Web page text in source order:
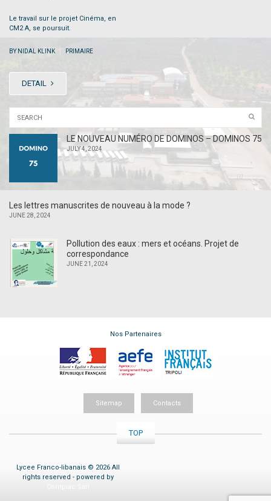
Le travail sur le projet Cinéma, en
CM2 A, se poursuit.
BY NIDAL KLINK PRIMAIRE
DETAIL
LE NOUVEAU NUMÉRO DE DOMINOS – DOMINOS 75
JULY 4, 2024
Les lettres manuscrites de nouveau à la mode ?
JUNE 28, 2024
Pollution des eaux : mers et océans. Projet de
correspondance
JUNE 21, 2024
Nos Partenaires
Sitemap Contacts
TOP
Lycee Franco-libanais © 2026 All
rights reserved - powered by